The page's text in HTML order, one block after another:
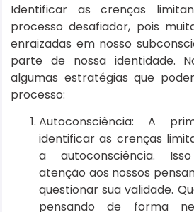
Identificar as crenças
processo desafiador, pois
enraizadas em nosso
parte de nossa identidade.
algumas estratégias que
processo:
Autoconsciência: A
identificar as crenças
a autoconsciência.
atenção aos nossos
questionar sua validade.
pensando de forma